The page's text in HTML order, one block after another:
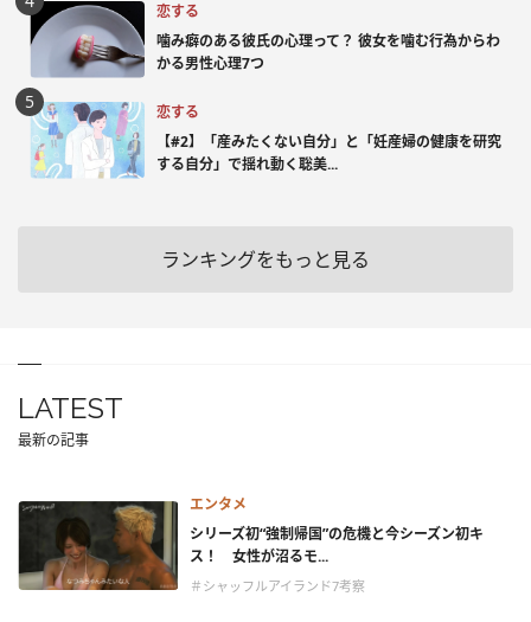
恋する
噛み癖のある彼氏の心理って？ 彼女を噛む行為からわ
かる男性心理7つ
恋する
【#2】「産みたくない自分」と「妊産婦の健康を研究
する自分」で揺れ動く聡美...
ランキングをもっと見る
LATEST
最新の記事
エンタメ
シリーズ初“強制帰国”の危機と今シーズン初キ
ス！ 女性が沼るモ...
＃シャッフルアイランド7考察